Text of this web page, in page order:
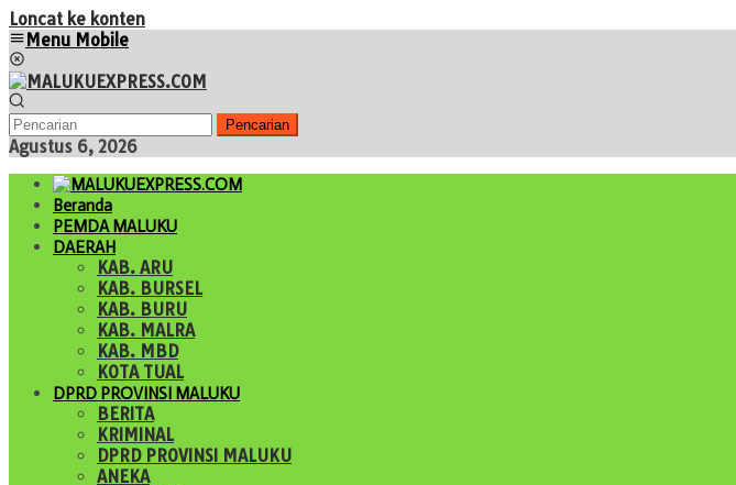
Loncat ke konten
Menu Mobile
Pencarian
Agustus 6, 2026
Beranda
PEMDA MALUKU
DAERAH
KAB. ARU
KAB. BURSEL
KAB. BURU
KAB. MALRA
KAB. MBD
KOTA TUAL
DPRD PROVINSI MALUKU
BERITA
KRIMINAL
DPRD PROVINSI MALUKU
ANEKA